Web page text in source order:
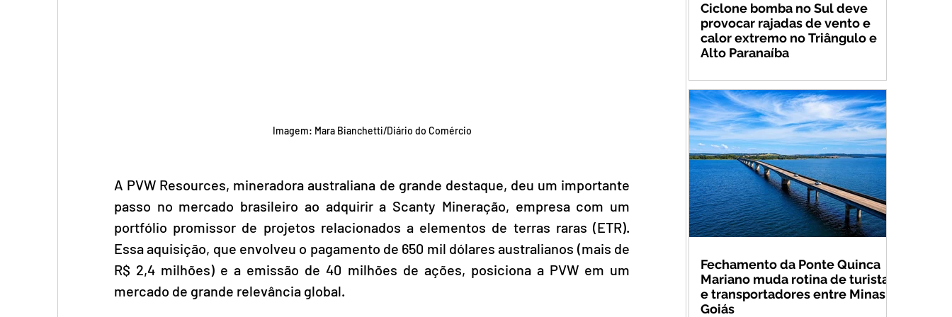
Imagem: Mara Bianchetti/Diário do Comércio
A PVW Resources, mineradora australiana de grande destaque, deu um importante
passo no mercado brasileiro ao adquirir a Scanty Mineração, empresa com um
portfólio promissor de projetos relacionados a elementos de terras raras (ETR).
Essa aquisição, que envolveu o pagamento de 650 mil dólares australianos (mais de
R$ 2,4 milhões) e a emissão de 40 milhões de ações, posiciona a PVW em um
mercado de grande relevância global.
Ciclone bomba no Sul deve
provocar rajadas de vento e
calor extremo no Triângulo e
Alto Paranaíba
Fechamento da Ponte Quinca
Mariano muda rotina de turistas
e transportadores entre Minas e
Goiás